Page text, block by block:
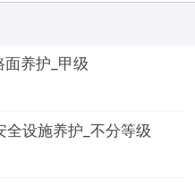
养护_甲级
全设施养护_不分等级